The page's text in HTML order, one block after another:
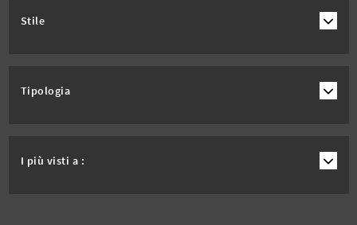
Stile
Tipologia
I più visti a :